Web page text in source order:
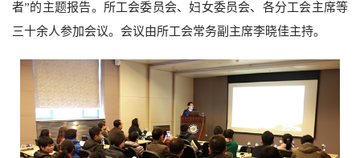
者”的主题报告。所工会委员会、妇女委员会、各分工会主席等
三十余人参加会议。会议由所工会常务副主席李晓佳主持。